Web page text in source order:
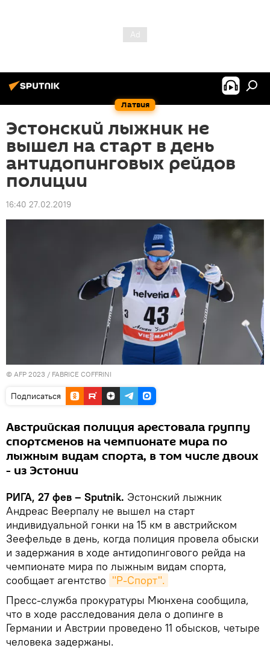
Латвия
Эстонский лыжник не
вышел на старт в день
антидопинговых рейдов
полиции
16:40 27.02.2019
© AFP 2023 / FABRICE COFFRINI
Подписаться
Австрийская полиция арестовала группу
спортсменов на чемпионате мира по
лыжным видам спорта, в том числе двоих
- из Эстонии
РИГА, 27 фев – Sputnik. Эстонский лыжник
Андреас Веерпалу не вышел на старт
индивидуальной гонки на 15 км в австрийском
Зеефельде в день, когда полиция провела обыски
и задержания в ходе антидопингового рейда на
чемпионате мира по лыжным видам спорта,
сообщает агентство "Р-Спорт".
Пресс-служба прокуратуры Мюнхена сообщила,
что в ходе расследования дела о допинге в
Германии и Австрии проведено 11 обысков, четыре
человека задержаны.